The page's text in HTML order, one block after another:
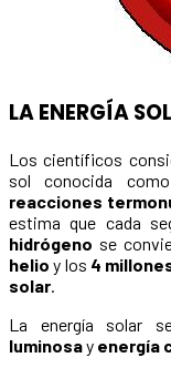
LA ENERGÍA
Los científicos
sol conocida
reacciones
estima que cada
hidrógeno se
helio y los 4
solar.
La energía solar
luminosay energía